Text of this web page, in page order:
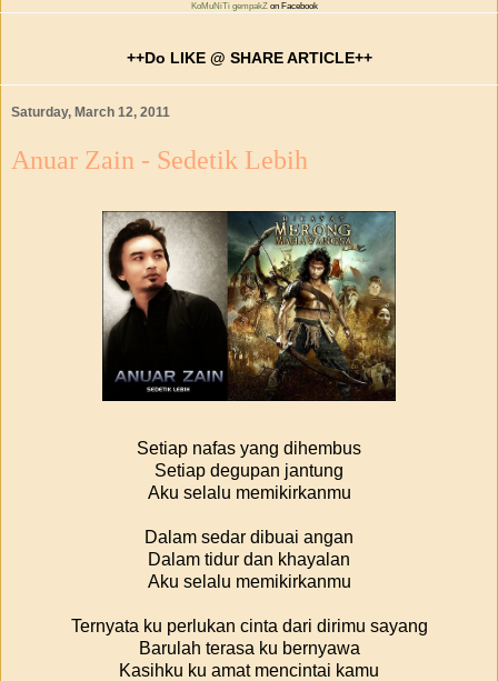
KoMuNiTi gempakZ on Facebook
++Do LIKE @ SHARE ARTICLE++
Saturday, March 12, 2011
Anuar Zain - Sedetik Lebih
Setiap nafas yang dihembus
Setiap degupan jantung
Aku selalu memikirkanmu
Dalam sedar dibuai angan
Dalam tidur dan khayalan
Aku selalu memikirkanmu
Ternyata ku perlukan cinta dari dirimu sayang
Barulah terasa ku bernyawa
Kasihku ku amat mencintai kamu